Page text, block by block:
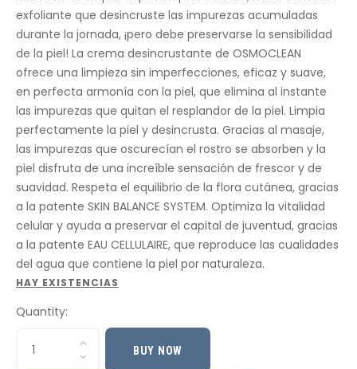
exfoliante que desincruste las impurezas acumuladas
durante la jornada, ¡pero debe preservarse la sensibilidad
de la piel! La crema desincrustante de OSMOCLEAN
ofrece una limpieza sin imperfecciones, eficaz y suave,
en perfecta armonía con la piel, que elimina al instante
las impurezas que quitan el resplandor de la piel. Limpia
perfectamente la piel y desincrusta. Gracias al masaje,
las impurezas que oscurecían el rostro se absorben y la
piel disfruta de una increíble sensación de frescor y de
suavidad. Respeta el equilibrio de la flora cutánea, gracias
a la patente SKIN BALANCE SYSTEM. Optimiza la vitalidad
celular y ayuda a preservar el capital de juventud, gracias
a la patente EAU CELLULAIRE, que reproduce las cualidades
del agua que contiene la piel por naturaleza.
HAY EXISTENCIAS
Quantity:
BUY NOW